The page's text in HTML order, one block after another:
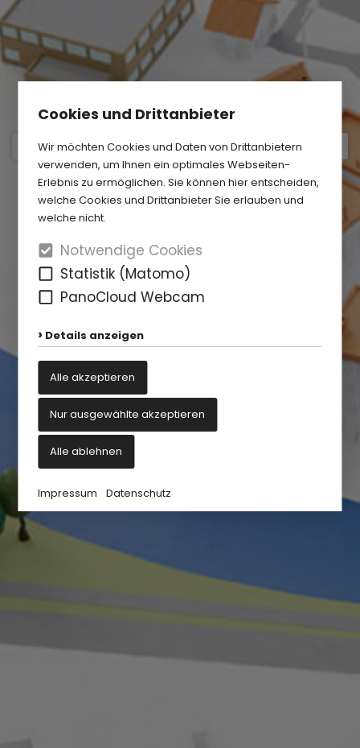
Cookies und Drittanbieter
Wir möchten Cookies und Daten von Drittanbietern
verwenden, um Ihnen ein optimales Webseiten-
Erlebnis zu ermöglichen. Sie können hier entscheiden,
welche Cookies und Drittanbieter Sie erlauben und
welche nicht.
Notwendige Cookies
Statistik (Matomo)
PanoCloud Webcam
Details anzeigen
Alle akzeptieren
Nur ausgewählte akzeptieren
Alle ablehnen
Impressum Datenschutz